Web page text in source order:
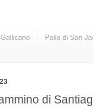
Gallicano Palio di San
di